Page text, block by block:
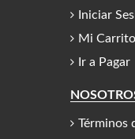
Iniciar
Mi Carrito
Ir a Pagar
Términos